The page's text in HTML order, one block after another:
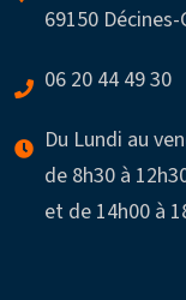
69150
06 20 44 49 30
Du Lundi au
de 8h30 à
et de 14h00 à